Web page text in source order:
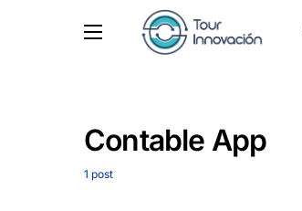
Contable App
1 post